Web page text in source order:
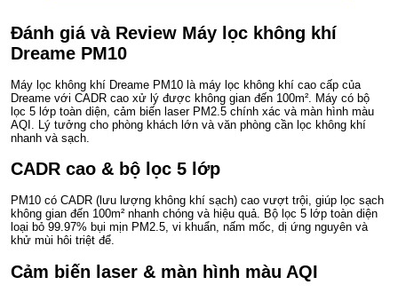
Đánh giá và Review Máy lọc không khí
Dreame PM10
Máy lọc không khí Dreame PM10 là máy lọc không khí cao cấp của
Dreame với CADR cao xử lý được không gian đến 100m². Máy có bộ
lọc 5 lớp toàn diện, cảm biến laser PM2.5 chính xác và màn hình màu
AQI. Lý tưởng cho phòng khách lớn và văn phòng cần lọc không khí
nhanh và sạch.
CADR cao & bộ lọc 5 lớp
PM10 có CADR (lưu lượng không khí sạch) cao vượt trội, giúp lọc sạch
không gian đến 100m² nhanh chóng và hiệu quả. Bộ lọc 5 lớp toàn diện
loại bỏ 99.97% bụi mịn PM2.5, vi khuẩn, nấm mốc, dị ứng nguyên và
khử mùi hôi triệt để.
Cảm biến laser & màn hình màu AQI